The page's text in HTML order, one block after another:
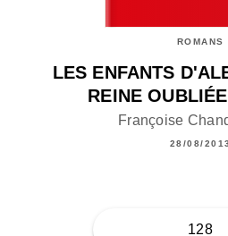
ROMANS
LES ENFANTS
REINE
Françoise
28/08/2013
128